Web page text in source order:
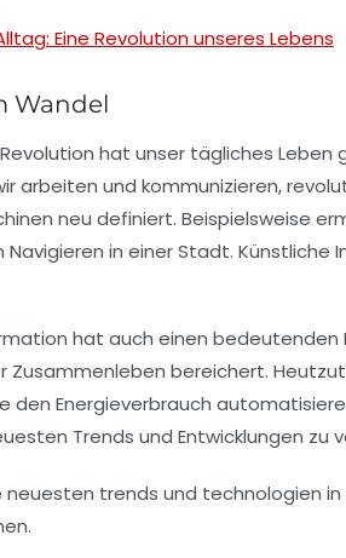
Eine Revolution unseres Lebens
Wandel
hat unser tägliches Leben
arbeiten und kommunizieren,
neu definiert. Beispielsweise
Navigieren in einer Stadt.
hat auch einen bedeutenden
Zusammenleben bereichert.
den Energieverbrauch
Trends und Entwicklungen zu